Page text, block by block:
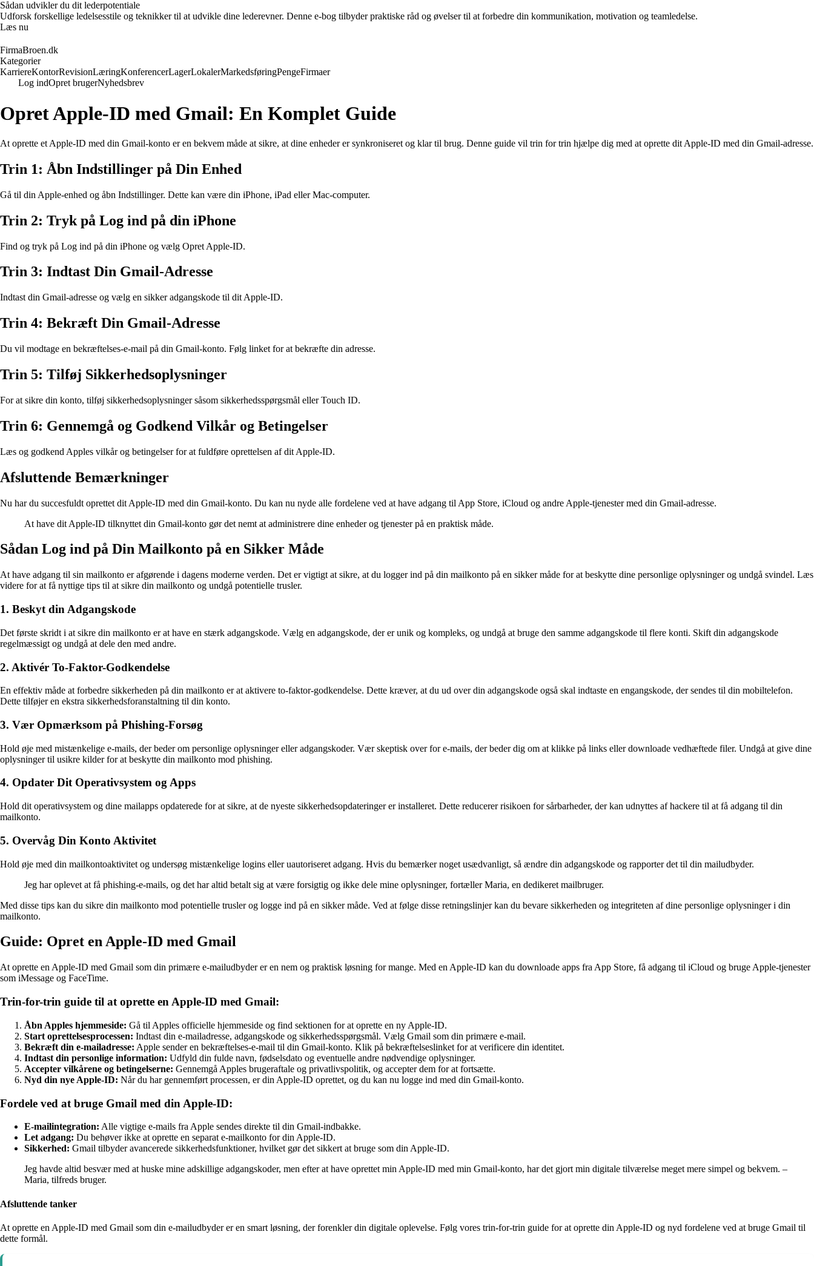
Sådan udvikler du dit lederpotentiale
Udforsk forskellige ledelsesstile og teknikker til at udvikle dine lederevner. Denne e-bog tilbyder praktiske råd og øvelser til at forbedre din kommunikation, motivation og teamledelse.
Læs nu
FirmaBroen.dk
Kategorier
KarriereKontorRevisionLæringKonferencerLagerLokalerMarkedsføringPengeFirmaer
Log indOpret brugerNyhedsbrev
Opret Apple-ID med Gmail: En Komplet Guide
At oprette et Apple-ID med din Gmail-konto er en bekvem måde at sikre, at dine enheder er synkroniseret og klar til brug. Denne guide vil trin for trin hjælpe dig med at oprette dit Apple-ID med din Gmail-adresse.
Trin 1: Åbn Indstillinger på Din Enhed
Gå til din Apple-enhed og åbn Indstillinger. Dette kan være din iPhone, iPad eller Mac-computer.
Trin 2: Tryk på Log ind på din iPhone
Find og tryk på Log ind på din iPhone og vælg Opret Apple-ID.
Trin 3: Indtast Din Gmail-Adresse
Indtast din Gmail-adresse og vælg en sikker adgangskode til dit Apple-ID.
Trin 4: Bekræft Din Gmail-Adresse
Du vil modtage en bekræftelses-e-mail på din Gmail-konto. Følg linket for at bekræfte din adresse.
Trin 5: Tilføj Sikkerhedsoplysninger
For at sikre din konto, tilføj sikkerhedsoplysninger såsom sikkerhedsspørgsmål eller Touch ID.
Trin 6: Gennemgå og Godkend Vilkår og Betingelser
Læs og godkend Apples vilkår og betingelser for at fuldføre oprettelsen af dit Apple-ID.
Afsluttende Bemærkninger
Nu har du succesfuldt oprettet dit Apple-ID med din Gmail-konto. Du kan nu nyde alle fordelene ved at have adgang til App Store, iCloud og andre Apple-tjenester med din Gmail-adresse.
At have dit Apple-ID tilknyttet din Gmail-konto gør det nemt at administrere dine enheder og tjenester på en praktisk måde.
Sådan Log ind på Din Mailkonto på en Sikker Måde
At have adgang til sin mailkonto er afgørende i dagens moderne verden. Det er vigtigt at sikre, at du logger ind på din mailkonto på en sikker måde for at beskytte dine personlige oplysninger og undgå svindel. Læs
videre for at få nyttige tips til at sikre din mailkonto og undgå potentielle trusler.
1. Beskyt din Adgangskode
Det første skridt i at sikre din mailkonto er at have en stærk adgangskode. Vælg en adgangskode, der er unik og kompleks, og undgå at bruge den samme adgangskode til flere konti. Skift din adgangskode
regelmæssigt og undgå at dele den med andre.
2. Aktivér To-Faktor-Godkendelse
En effektiv måde at forbedre sikkerheden på din mailkonto er at aktivere to-faktor-godkendelse. Dette kræver, at du ud over din adgangskode også skal indtaste en engangskode, der sendes til din mobiltelefon.
Dette tilføjer en ekstra sikkerhedsforanstaltning til din konto.
3. Vær Opmærksom på Phishing-Forsøg
Hold øje med mistænkelige e-mails, der beder om personlige oplysninger eller adgangskoder. Vær skeptisk over for e-mails, der beder dig om at klikke på links eller downloade vedhæftede filer. Undgå at give dine
oplysninger til usikre kilder for at beskytte din mailkonto mod phishing.
4. Opdater Dit Operativsystem og Apps
Hold dit operativsystem og dine mailapps opdaterede for at sikre, at de nyeste sikkerhedsopdateringer er installeret. Dette reducerer risikoen for sårbarheder, der kan udnyttes af hackere til at få adgang til din
mailkonto.
5. Overvåg Din Konto Aktivitet
Hold øje med din mailkontoaktivitet og undersøg mistænkelige logins eller uautoriseret adgang. Hvis du bemærker noget usædvanligt, så ændre din adgangskode og rapporter det til din mailudbyder.
Jeg har oplevet at få phishing-e-mails, og det har altid betalt sig at være forsigtig og ikke dele mine oplysninger, fortæller Maria, en dedikeret mailbruger.
Med disse tips kan du sikre din mailkonto mod potentielle trusler og logge ind på en sikker måde. Ved at følge disse retningslinjer kan du bevare sikkerheden og integriteten af dine personlige oplysninger i din
mailkonto.
Guide: Opret en Apple-ID med Gmail
At oprette en Apple-ID med Gmail som din primære e-mailudbyder er en nem og praktisk løsning for mange. Med en Apple-ID kan du downloade apps fra App Store, få adgang til iCloud og bruge Apple-tjenester
som iMessage og FaceTime.
Trin-for-trin guide til at oprette en Apple-ID med Gmail:
Åbn Apples hjemmeside: Gå til Apples officielle hjemmeside og find sektionen for at oprette en ny Apple-ID.
Start oprettelsesprocessen: Indtast din e-mailadresse, adgangskode og sikkerhedsspørgsmål. Vælg Gmail som din primære e-mail.
Bekræft din e-mailadresse: Apple sender en bekræftelses-e-mail til din Gmail-konto. Klik på bekræftelseslinket for at verificere din identitet.
Indtast din personlige information: Udfyld din fulde navn, fødselsdato og eventuelle andre nødvendige oplysninger.
Accepter vilkårene og betingelserne: Gennemgå Apples brugeraftale og privatlivspolitik, og accepter dem for at fortsætte.
Nyd din nye Apple-ID: Når du har gennemført processen, er din Apple-ID oprettet, og du kan nu logge ind med din Gmail-konto.
Fordele ved at bruge Gmail med din Apple-ID:
E-mailintegration: Alle vigtige e-mails fra Apple sendes direkte til din Gmail-indbakke.
Let adgang: Du behøver ikke at oprette en separat e-mailkonto for din Apple-ID.
Sikkerhed: Gmail tilbyder avancerede sikkerhedsfunktioner, hvilket gør det sikkert at bruge som din Apple-ID.
Jeg havde altid besvær med at huske mine adskillige adgangskoder, men efter at have oprettet min Apple-ID med min Gmail-konto, har det gjort min digitale tilværelse meget mere simpel og bekvem. –
Maria, tilfreds bruger.
Afsluttende tanker
At oprette en Apple-ID med Gmail som din e-mailudbyder er en smart løsning, der forenkler din digitale oplevelse. Følg vores trin-for-trin guide for at oprette din Apple-ID og nyd fordelene ved at bruge Gmail til
dette formål.